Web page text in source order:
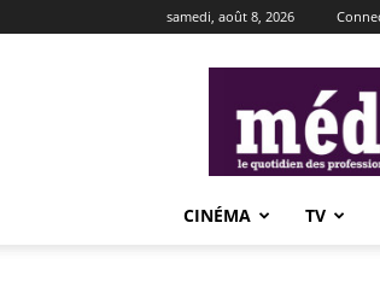
samedi, août 8, 2026
CINÉMA TV